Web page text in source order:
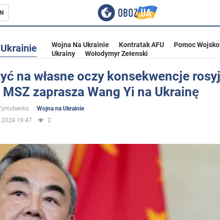
Ukrainie
Wojna Na Ukrainie Kontratak AFU
Pomoc
Ukrainy
Wołodymyr Zełenski
na własne oczy konsekwencje
zaprasza Wang Yi na Ukrainę
Wojna na Ukrainie
19:47
2